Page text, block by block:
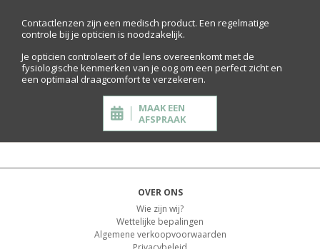
Contactlenzen zijn een medisch product. Een regelmatige
controle bij je opticien is noodzakelijk.
Je opticien controleert of de lens overeenkomt met de
fysiologische kenmerken van je oog om een perfect zicht en
een optimaal draagcomfort te verzekeren.
MAAK EEN
AFSPRAAK
OVER ONS
Wie zijn wij?
Wettelijke bepalingen
Algemene verkoopvoorwaarden